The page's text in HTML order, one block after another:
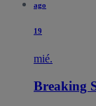
ago
19
mié.
Breaking